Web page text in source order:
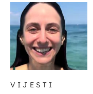
VIJESTI